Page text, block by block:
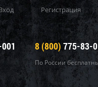
Регистрация
8 (800) 775-83-
По России